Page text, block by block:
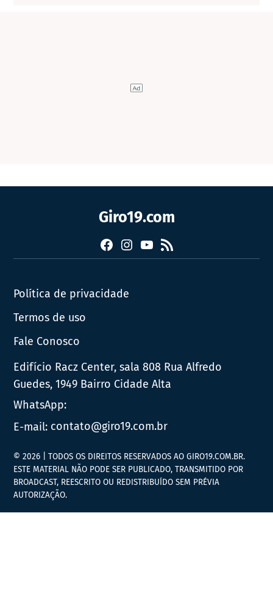
Giro19.com
FacebookInstagram
YouTube
RSS
Política de privacidade
Termos de uso
Fale Conosco
Edifício Racz Center, sala 808 Rua Alfredo
Guedes, 1949 Bairro Cidade Alta
WhatsApp:
E-mail: contato@giro19.com.br
© 2026 | TODOS OS DIREITOS RESERVADOS AO GIRO19.COM.BR.
ESTE MATERIAL NÃO PODE SER PUBLICADO, TRANSMITIDO POR
BROADCAST, REESCRITO OU REDISTRIBUÍDO SEM PRÉVIA
AUTORIZAÇÃO.